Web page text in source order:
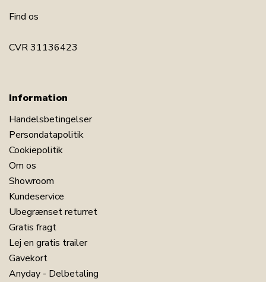
Se vores store udvalg af pyntepuder
Find os
CVR 31136423
Information
Handelsbetingelser
Persondatapolitik
Cookiepolitik
Om os
Showroom
Kundeservice
Ubegrænset returret
Gratis fragt
Lej en gratis trailer
Gavekort
Anyday - Delbetaling